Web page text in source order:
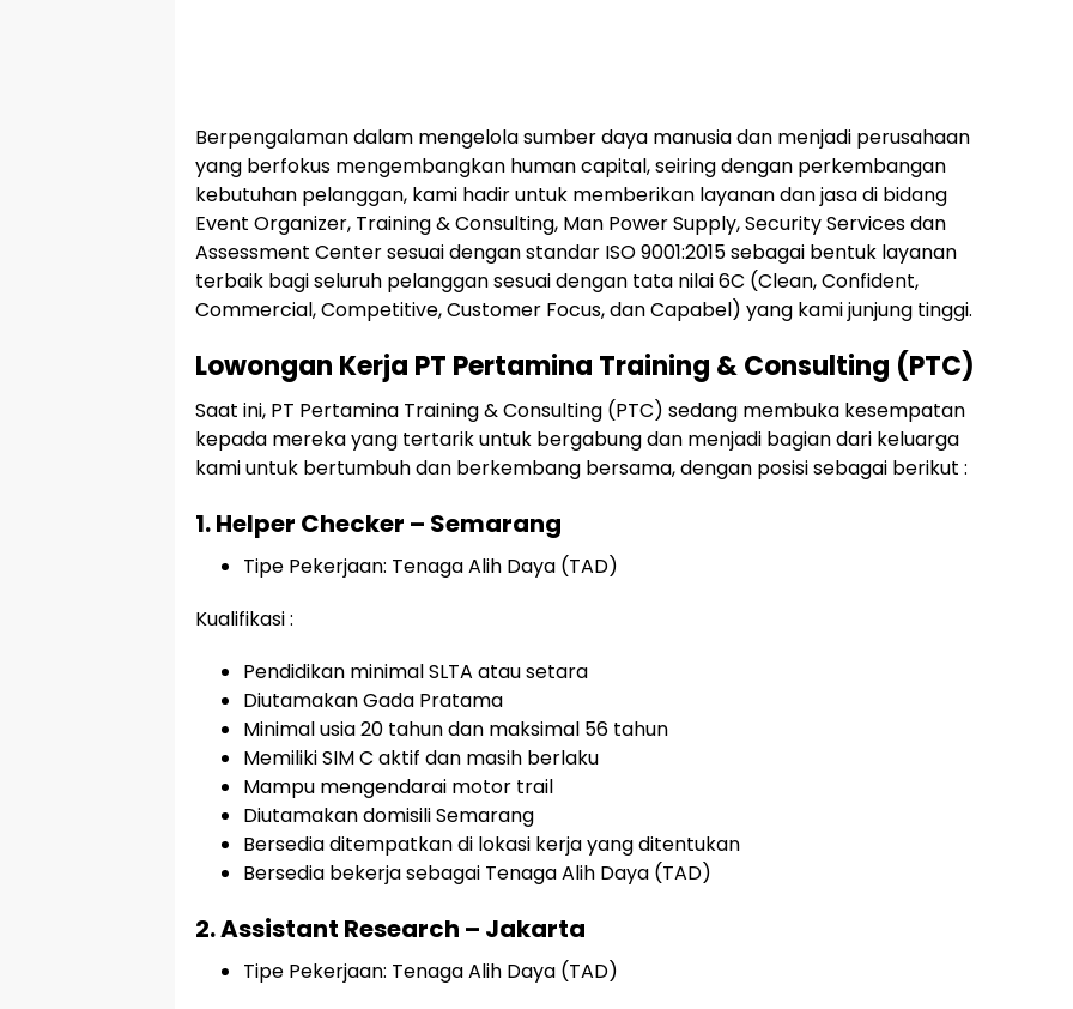
Berpengalaman dalam mengelola sumber daya manusia dan menjadi perusahaan
yang berfokus mengembangkan human capital, seiring dengan perkembangan
kebutuhan pelanggan, kami hadir untuk memberikan layanan dan jasa di bidang
Event Organizer, Training & Consulting, Man Power Supply, Security Services dan
Assessment Center sesuai dengan standar ISO 9001:2015 sebagai bentuk layanan
terbaik bagi seluruh pelanggan sesuai dengan tata nilai 6C (Clean, Confident,
Commercial, Competitive, Customer Focus, dan Capabel) yang kami junjung tinggi.
Lowongan Kerja PT Pertamina Training & Consulting (PTC)
Saat ini, PT Pertamina Training & Consulting (PTC) sedang membuka kesempatan
kepada mereka yang tertarik untuk bergabung dan menjadi bagian dari keluarga
kami untuk bertumbuh dan berkembang bersama, dengan posisi sebagai berikut :
1. Helper Checker – Semarang
Tipe Pekerjaan: Tenaga Alih Daya (TAD)
Kualifikasi :
Pendidikan minimal SLTA atau setara
Diutamakan Gada Pratama
Minimal usia 20 tahun dan maksimal 56 tahun
Memiliki SIM C aktif dan masih berlaku
Mampu mengendarai motor trail
Diutamakan domisili Semarang
Bersedia ditempatkan di lokasi kerja yang ditentukan
Bersedia bekerja sebagai Tenaga Alih Daya (TAD)
2. Assistant Research – Jakarta
Tipe Pekerjaan: Tenaga Alih Daya (TAD)